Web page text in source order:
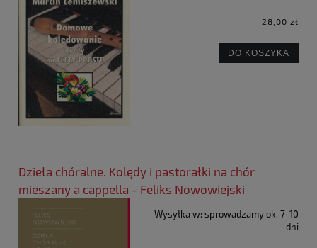
28,00 zł
DO KOSZYKA
Dzieła chóralne. Kolędy i pastorałki na chór
mieszany a cappella - Feliks Nowowiejski
Wysyłka w: sprowadzamy ok. 7-10
dni